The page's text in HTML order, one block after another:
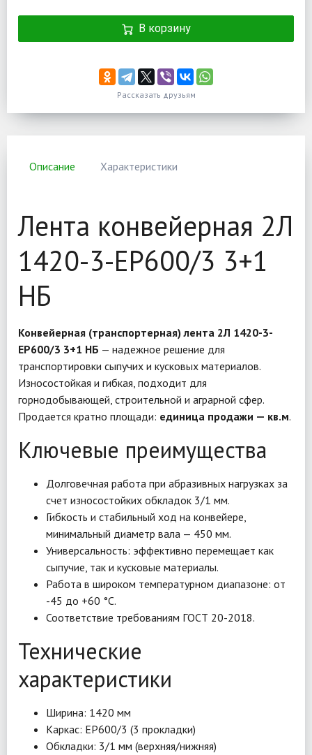
В корзину
Рассказать друзьям
Описание Характеристики
Лента конвейерная 2Л
1420-3-EP600/3 3+1
НБ
Конвейерная (транспортерная) лента 2Л 1420-3-
EP600/3 3+1 НБ — надежное решение для
транспортировки сыпучих и кусковых материалов.
Износостойкая и гибкая, подходит для
горнодобывающей, строительной и аграрной сфер.
Продается кратно площади: единица продажи — кв.м.
Ключевые преимущества
Долговечная работа при абразивных нагрузках за
счет износостойких обкладок 3/1 мм.
Гибкость и стабильный ход на конвейере,
минимальный диаметр вала — 450 мм.
Универсальность: эффективно перемещает как
сыпучие, так и кусковые материалы.
Работа в широком температурном диапазоне: от
-45 до +60 °C.
Соответствие требованиям ГОСТ 20-2018.
Технические
характеристики
Ширина: 1420 мм
Каркас: EP600/3 (3 прокладки)
Обкладки: 3/1 мм (верхняя/нижняя)